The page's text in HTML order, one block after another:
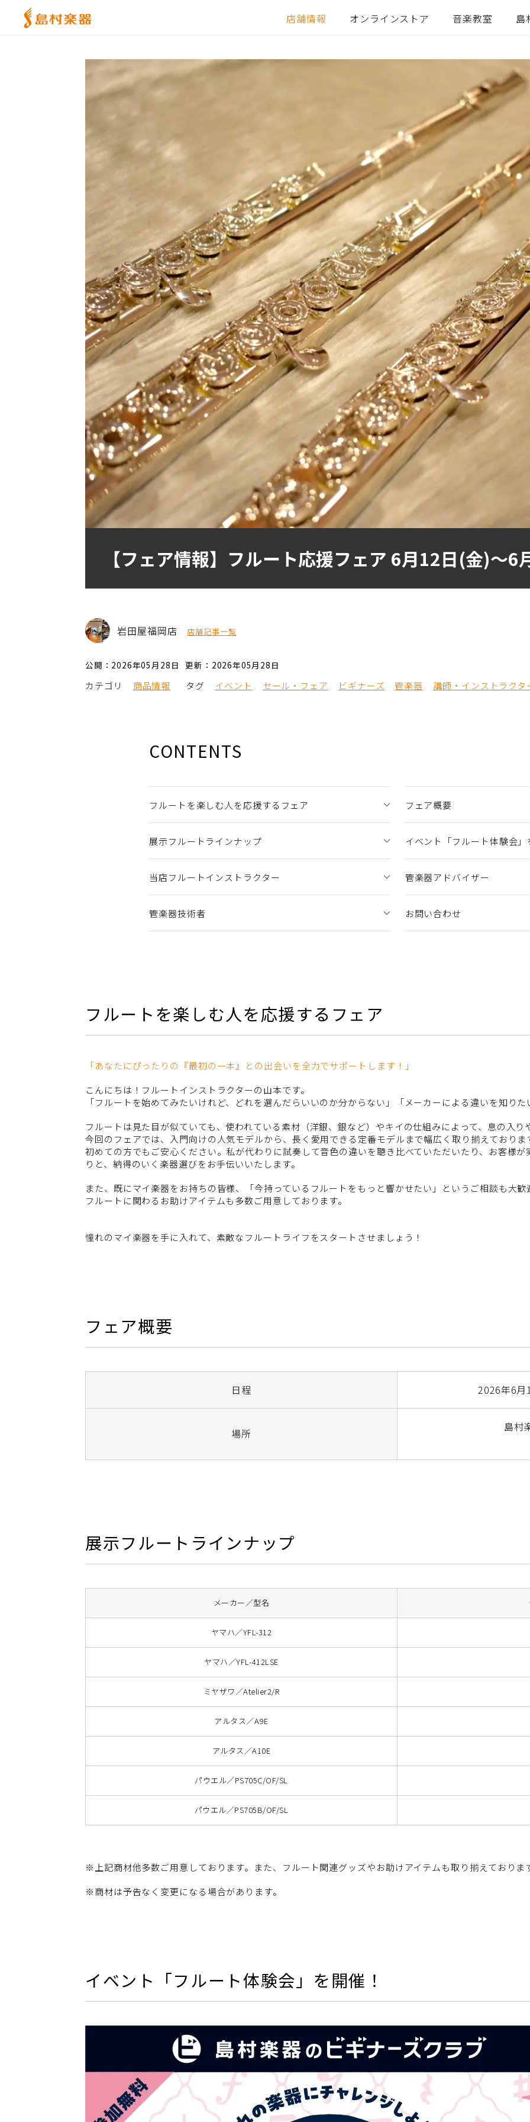
店舗情報 オンラインストア 音楽教室 島
【フェア情報】フルート応援フェア 6月12日(金)～
岩田屋福岡店 店舗記事一覧
公開：2026年05月28日 更新：2026年05月28日
カテゴリ 商品情報 タグ イベント セール・フェア ビギナーズ 管楽器 講師・インストラクタ
CONTENTS
フルートを楽しむ人を応援するフェア フェア概要
展示フルートラインナップ イベント「フルート体験会
当店フルートインストラクター 管楽器アドバイザー
管楽器技術者 お問い合わせ
フルートを楽しむ人を応援するフェア
「あなたにぴったりの『最初の一本』との出会いを全力でサポートします！」
こんにちは！フルートインストラクターの山本です。
「フルートを始めてみたいけれど、どれを選んだらいいのか分からない」「メーカーによる違いを知り
フルートは見た目が似ていても、使われている素材（洋銀、銀など）やキイの仕組みによって、息の入
今回のフェアでは、入門向けの人気モデルから、長く愛用できる定番モデルまで幅広く取り揃えておりま
初めての方でもご安心ください。私が代わりに試奏して音色の違いを聴き比べていただいたり、お客様
りと、納得のいく楽器選びをお手伝いいたします。
また、既にマイ楽器をお持ちの皆様、「今持っているフルートをもっと響かせたい」というご相談も大歓
フルートに関わるお助けアイテムも多数ご用意しております。
憧れのマイ楽器を手に入れて、素敵なフルートライフをスタートさせましょう！
フェア概要
日程 2026年6月
場所 島村
展示フルートラインナップ
メーカー／型名
ヤマハ／YFL-312
ヤマハ／YFL-412LSE
ミヤザワ／Atelier2/R
アルタス／A9E
アルタス／A10E
パウエル／PS705C/OF/SL
パウエル／PS705B/OF/SL
※上記商材他多数ご用意しております。また、フルート関連グッズやお助けアイテムも取り揃えておりま
※商材は予告なく変更になる場合があります。
イベント「フルート体験会」を開催！